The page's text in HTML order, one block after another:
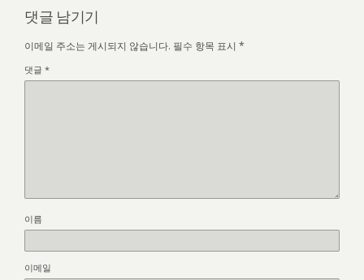
댓글 남기기
이메일 주소는 게시되지 않습니다. 필수 항목 표시 *
댓글 *
이름
이메일